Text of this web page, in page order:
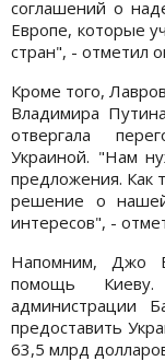
соглашений о
Европе, которые
стран", - отметил
Кроме того,
Владимира
отвергала
Украиной. "Нам
предложения. Как
решение о
интересов", -
Напомним, Джо
помощь
администрации
предоставить
63,5 млрд